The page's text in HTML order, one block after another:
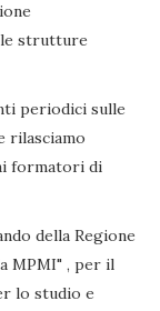
strutture
periodici sulle
rilasciamo
formatori di
della Regione
MPMI" , per il
lo studio e